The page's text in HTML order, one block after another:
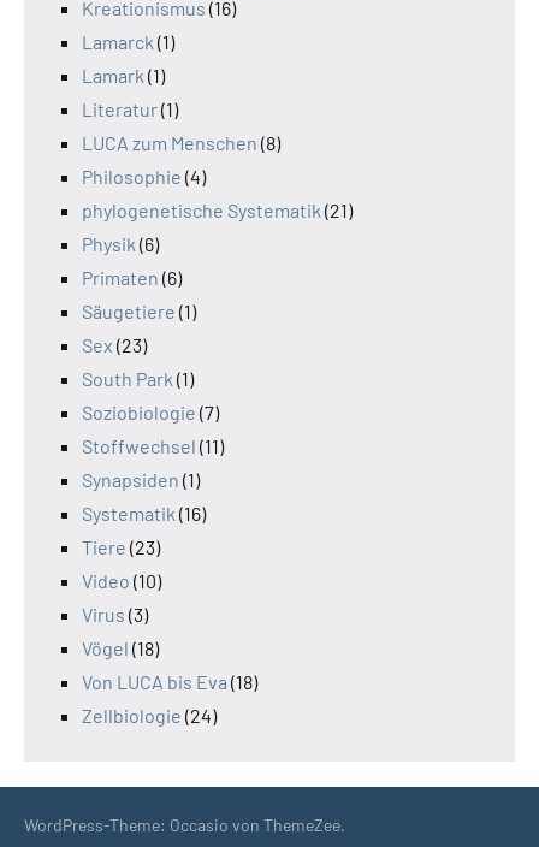
Kreationismus (16)
Lamarck (1)
Lamark (1)
Literatur(1)
LUCA zum Menschen (8)
Philosophie (4)
phylogenetische Systematik (21)
Physik (6)
Primaten (6)
Säugetiere (1)
Sex (23)
South Park (1)
Soziobiologie (7)
Stoffwechsel (11)
Synapsiden (1)
Systematik (16)
Tiere (23)
Video (10)
Virus (3)
Vögel (18)
Von LUCA bis Eva (18)
Zellbiologie (24)
WordPress-Theme: Occasio von ThemeZee.